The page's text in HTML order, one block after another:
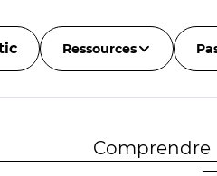
Ressources
Comprendre